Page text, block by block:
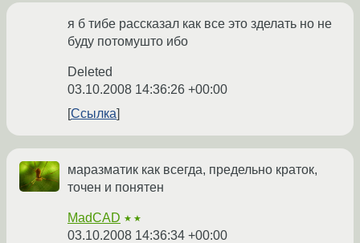
я б тибе рассказал как все это зделать но не
буду потомушто ибо
Deleted
03.10.2008 14:36:26 +00:00
Ссылка
маразматик как всегда, предельно краток,
точен и понятен
MadCAD ★★
03.10.2008 14:36:34 +00:00